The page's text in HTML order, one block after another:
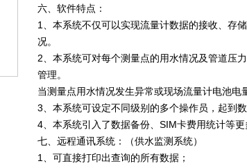
六、软件特点：
1、本系统不仅可以实现流量计数据的接收、存
况。
2、本系统可对每个测量点的用水情况及管道压
管理。
当测量点用水情况发生异常或现场流量计电池电
3、本系统可设定不同级别的多个操作员，起到
4、本系统引入了数据备份、SIM卡费用统计等更
七、远程通讯系统：（供水监测系统）
1、可直接打印出查询的所有数据；